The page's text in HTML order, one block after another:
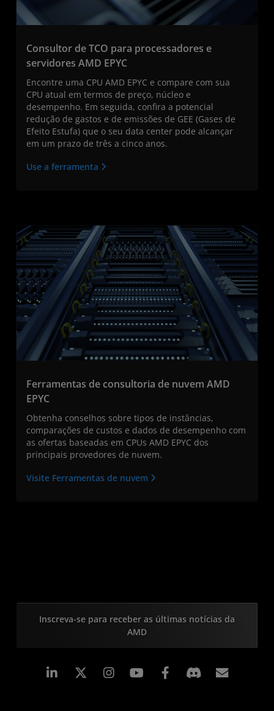
Consultor de TCO para processadores e
servidores AMD EPYC
Encontre uma CPU AMD EPYC e compare com sua
CPU atual em termos de preço, núcleo e
desempenho. Em seguida, confira a potencial
redução de gastos e de emissões de GEE (Gases de
Efeito Estufa) que o seu data center pode alcançar
em um prazo de três a cinco anos.
Use a ferramenta
Ferramentas de consultoria de nuvem AMD
EPYC
Obtenha conselhos sobre tipos de instâncias,
comparações de custos e dados de desempenho com
as ofertas baseadas em CPUs AMD EPYC dos
principais provedores de nuvem.
Visite Ferramentas de nuvem
Inscreva-se para receber as últimas notícias da
AMD
Linkedin Instagram Facebook